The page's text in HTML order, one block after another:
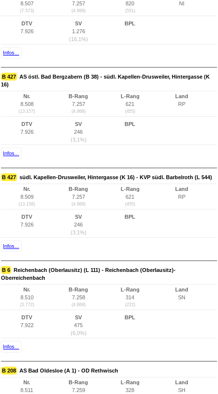
8.507
(7.573)
7.257
(4.868)
820
(551)
NI
DTV
7.926
SV
1.276
(16,1%)
BPL
Infos...
B 427 AS östl. Bad Bergzabern (B 38) - südl. Kapellen-Drusweiler, Hintergasse (K
16)
Nr.
8.508
(13.157)
B-Rang
7.257
(4.868)
L-Rang
621
(455)
Land
RP
DTV
7.926
SV
246
(3,1%)
BPL
Infos...
B 427 südl. Kapellen-Drusweiler, Hintergasse (K 16) - KVP südl. Barbelroth (L 544)
Nr.
8.509
(13.158)
B-Rang
7.257
(4.868)
L-Rang
621
(455)
Land
RP
DTV
7.926
SV
246
(3,1%)
BPL
Infos...
B 6 Reichenbach (Oberlausitz) (L 111) - Reichenbach (Oberlausitz)-
Oberreichenbach
Nr.
8.510
(3.772)
B-Rang
7.258
(4.869)
L-Rang
314
(222)
Land
SN
DTV
7.922
SV
475
(6,0%)
BPL
Infos...
B 208 AS Bad Oldesloe (A 1) - OD Rethwisch
Nr.
8.511
B-Rang
7.259
L-Rang
328
Land
SH